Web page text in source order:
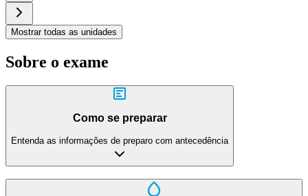
Mostrar todas as unidades
Sobre o exame
Como se preparar
Entenda as informações de preparo com antecedência